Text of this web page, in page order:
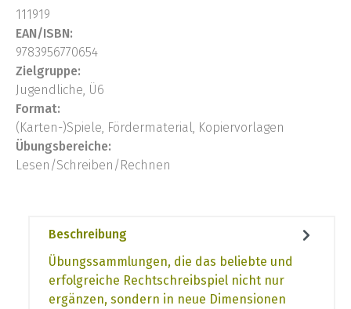
111919
EAN/ISBN:
9783956770654
Zielgruppe:
Jugendliche, Ü6
Format:
(Karten-)Spiele, Fördermaterial, Kopiervorlagen
Übungsbereiche:
Lesen/Schreiben/Rechnen
Beschreibung
Übungssammlungen, die das beliebte und
erfolgreiche Rechtschreibspiel nicht nur
ergänzen, sondern in neue Dimensionen